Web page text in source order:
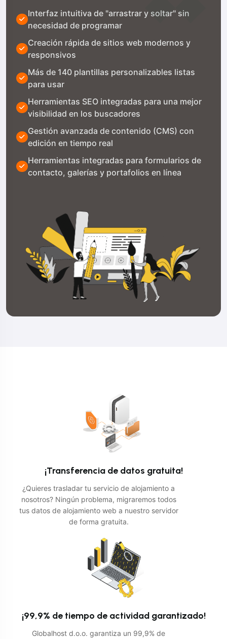
Interfaz intuitiva de "arrastrar y soltar" sin
necesidad de programar
Creación rápida de sitios web modernos y
responsivos
Más de 140 plantillas personalizables listas
para usar
Herramientas SEO integradas para una mejor
visibilidad en los buscadores
Gestión avanzada de contenido (CMS) con
edición en tiempo real
Herramientas integradas para formularios de
contacto, galerías y portafolios en línea
¡Transferencia de datos gratuita!
¿Quieres trasladar tu servicio de alojamiento a
nosotros? Ningún problema, migraremos todos
tus datos de alojamiento web a nuestro servidor
de forma gratuita.
¡99,9% de tiempo de actividad garantizado!
Globalhost d.o.o. garantiza un 99,9% de